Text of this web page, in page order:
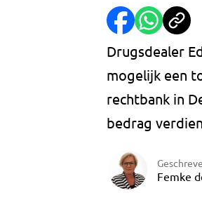
Drugsdealer
mogelijk een
rechtbank in
bedrag
Femke